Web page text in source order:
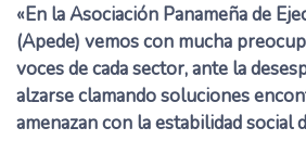
«En la Asociación Panameña de
(Apede) vemos con mucha
voces de cada sector, ante la
alzarse clamando soluciones
amenazan con la estabilidad social